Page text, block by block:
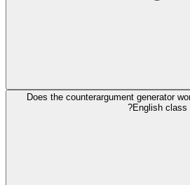
Does the counterargument generator
English class?